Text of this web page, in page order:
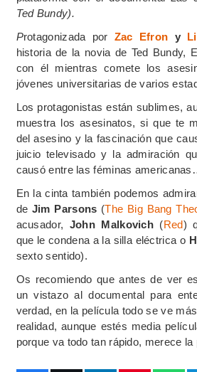
Ted Bundy).
Protagonizada por Zac Efron y
historia de la novia de Ted Bundy,
con él mientras comete los
jóvenes universitarias de varios
Los protagonistas están sublimes,
muestra los asesinatos, si que te
del asesino y la fascinación que
juicio televisado y la admiración
causó entre las féminas
En la cinta también podemos
de Jim Parsons (The Big Bang
acusador, John Malkovich (Red)
que le condena a la silla eléctrica o
sexto sentido).
Os recomiendo que antes de ver
un vistazo al documental para
verdad, en la película todo se ve
realidad, aunque estés media
porque va todo tan rápido, merece la